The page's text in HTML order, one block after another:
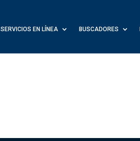
SERVICIOS EN LÍNEA BUSCADORES